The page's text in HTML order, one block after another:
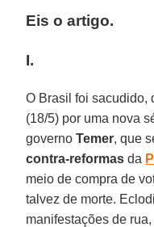
Eis o artigo.
I.
O Brasil foi sacudido,
(18/5) por uma nova
governoTemer, que
contra-reformas da
meio de compra de
talvez de morte.
manifestações de